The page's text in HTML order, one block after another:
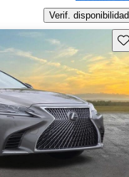
Verif. disponibilidad